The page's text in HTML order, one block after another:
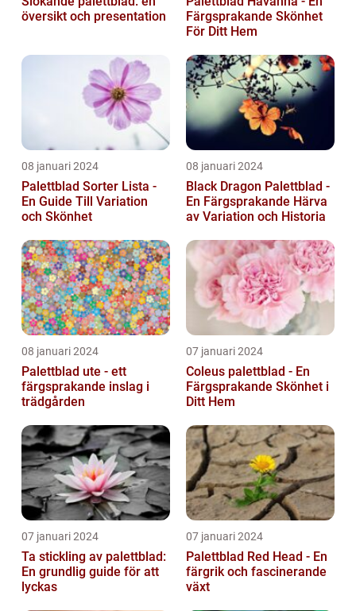
översikt och presentation
Färgsprakande Skönhet
För Ditt Hem
08 januari 2024
Palettblad Sorter Lista -
En Guide Till Variation
och Skönhet
08 januari 2024
Black Dragon Palettblad -
En Färgsprakande Härva
av Variation och Historia
08 januari 2024
Palettblad ute - ett
färgsprakande inslag i
trädgården
07 januari 2024
Coleus palettblad - En
Färgsprakande Skönhet i
Ditt Hem
07 januari 2024
Ta stickling av palettblad:
En grundlig guide för att
lyckas
07 januari 2024
Palettblad Red Head - En
färgrik och fascinerande
växt